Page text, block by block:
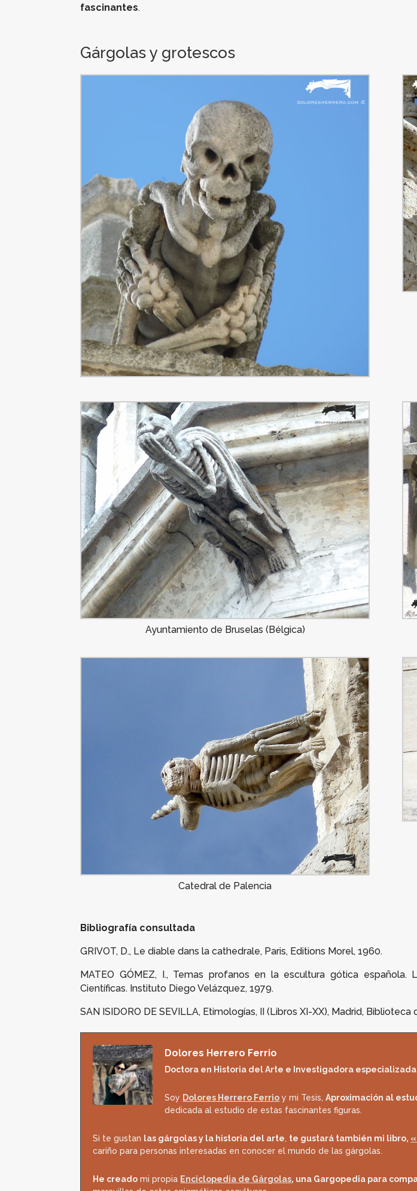
fascinantes.
Gárgolas y grotescos
Ayuntamiento de Bruselas (Bélgica)
Catedral de Palencia
Bibliografía consultada
GRIVOT, D., Le diable dans la cathedrale, Paris, Editions Morel, 1960.
MATEO GÓMEZ, I., Temas profanos en la escultura gótica española.
Científicas. Instituto Diego Velázquez, 1979.
SAN ISIDORO DE SEVILLA, Etimologías, II (Libros XI-XX), Madrid, Biblioteca
Dolores Herrero Ferrio
Doctora en Historia del Arte e Investigadora
Soy Dolores Herrero Ferrio y mi Tesis,Aproximación al
dedicada al estudio de estas fascinantes figuras.
Si te gustan las gárgolas y la historia del arte, te gustará también mi libro,
cariño para personas interesadas en conocer el mundo de las gárgolas.
He creado mi propia Enciclopedia de Gárgolas, una Gargopedia para